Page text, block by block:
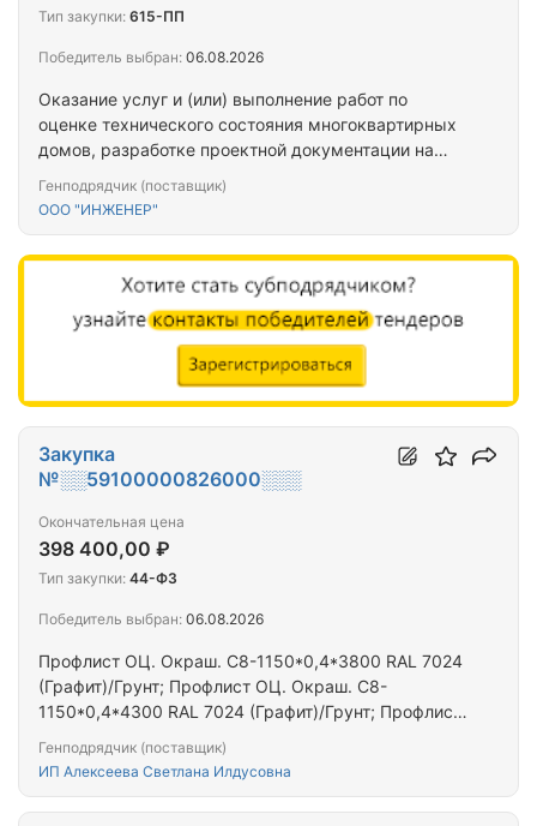
Оказание услуг и (или) выполнение работ по
оценке технического состояния многоквартирных
домов, разработке проектной документации на
имущества многоквартирных домов,
многоквартирных домов на территории Рязанской
области: Пителинский муниципальный округ, с.
Нестерово, ул. Молодежная, д. 10; д. 12
Генподрядчик (поставщик)
ООО "ИНЖЕНЕР"
Тип закупки: 615-ПП
Победитель выбран: 06.08.2026
Профлист ОЦ. Окраш. С8-1150*0,4*3800 RAL 7024
(Графит)/Грунт; Профлист ОЦ. Окраш. С8-
1150*0,4*4300 RAL 7024 (Графит)/Грунт; Профлист
Грунт; Профлист ОЦ. Окраш. С8-1150*0,45*6000
RAL 2004 (Чисто-оранжевый)/Грунт
Генподрядчик (поставщик)
ИП Алексеева Светлана Илдусовна
Закупка
№░░59100000826000░░░
Окончательная цена
398 400,00 ₽
Тип закупки: 44-ФЗ
Победитель выбран: 06.08.2026